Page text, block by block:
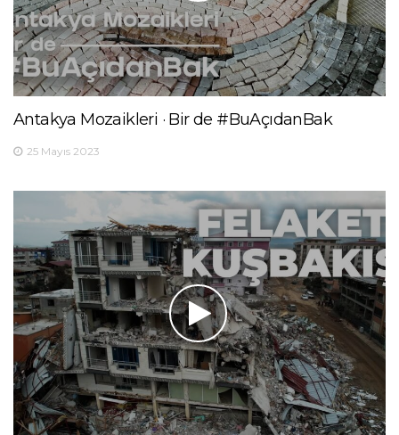
Antakya Mozaikleri · Bir de #BuAçıdanBak
25 Mayıs 2023